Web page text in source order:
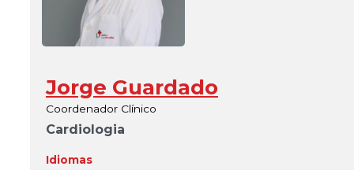
Jorge Guardado
Coordenador Clínico
Cardiologia
Idiomas